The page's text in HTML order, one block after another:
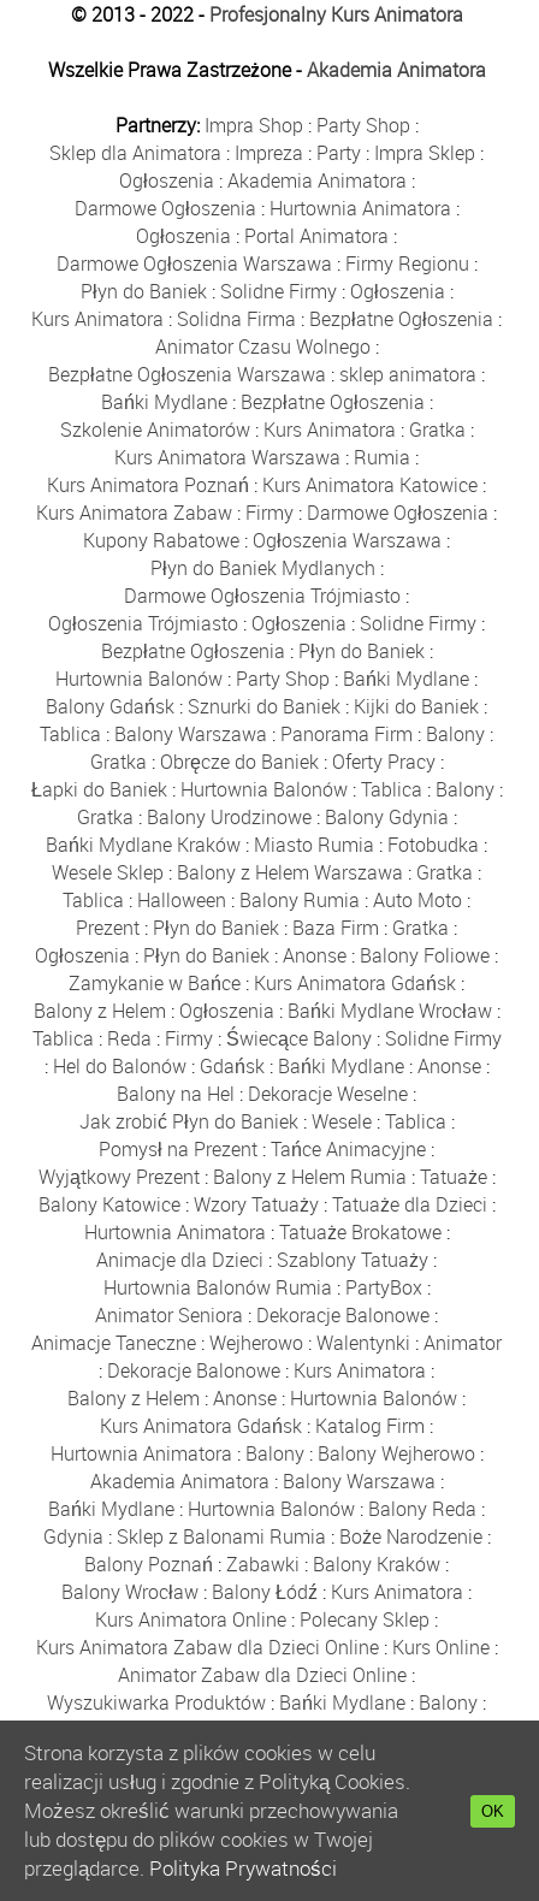
© 2013 - 2022 - Profesjonalny Kurs Animatora
Wszelkie Prawa Zastrzeżone -Akademia Animatora
Partnerzy: Impra Shop : Party Shop :
Sklep dla Animatora : Impreza : Party : Impra Sklep :
Ogłoszenia :Akademia Animatora :
Darmowe Ogłoszenia : Hurtownia Animatora :
Ogłoszenia : Portal Animatora :
Darmowe Ogłoszenia Warszawa : Firmy Regionu :
Płyn do Baniek: Solidne Firmy: Ogłoszenia :
Kurs Animatora : Solidna Firma : Bezpłatne Ogłoszenia :
Animator Czasu Wolnego:
Bezpłatne Ogłoszenia Warszawa : sklep animatora :
Bańki Mydlane: Bezpłatne Ogłoszenia :
Szkolenie Animatorów: Kurs Animatora : Gratka :
Kurs Animatora Warszawa : Rumia :
Kurs Animatora Poznań : Kurs Animatora Katowice :
Kurs Animatora Zabaw : Firmy : Darmowe Ogłoszenia :
Kupony Rabatowe : Ogłoszenia Warszawa :
Płyn do Baniek Mydlanych :
Darmowe Ogłoszenia Trójmiasto :
Ogłoszenia Trójmiasto : Ogłoszenia : Solidne Firmy :
Bezpłatne Ogłoszenia : Płyn do Baniek:
Hurtownia Balonów : Party Shop : Bańki Mydlane :
Balony Gdańsk : Sznurki do Baniek : Kijki do Baniek :
Tablica : Balony Warszawa : Panorama Firm : Balony :
Gratka : Obręcze do Baniek: Oferty Pracy:
Łapki do Baniek: Hurtownia Balonów:Tablica : Balony:
Gratka : Balony Urodzinowe: Balony Gdynia :
Bańki Mydlane Kraków : Miasto Rumia : Fotobudka :
Wesele Sklep : Balony z Helem Warszawa : Gratka :
Tablica : Halloween : Balony Rumia :Auto Moto :
Prezent : Płyn do Baniek : Baza Firm : Gratka :
Ogłoszenia : Płyn do Baniek :Anonse : Balony Foliowe :
Zamykanie w Bańce : Kurs Animatora Gdańsk :
Balony z Helem : Ogłoszenia : Bańki Mydlane Wrocław:
Tablica : Reda : Firmy: Świecące Balony: Solidne Firmy
: Hel do Balonów: Gdańsk: Bańki Mydlane:Anonse:
Balony na Hel : Dekoracje Weselne :
Jak zrobić Płyn do Baniek:Wesele:Tablica :
Pomysł na Prezent :Tańce Animacyjne :
Wyjątkowy Prezent: Balony z Helem Rumia :Tatuaże:
Balony Katowice:Wzory Tatuaży:Tatuaże dla Dzieci :
Hurtownia Animatora :Tatuaże Brokatowe:
Animacje dla Dzieci : Szablony Tatuaży :
Hurtownia Balonów Rumia : PartyBox:
Animator Seniora : Dekoracje Balonowe :
Animacje Taneczne :Wejherowo :Walentynki :Animator
: Dekoracje Balonowe : Kurs Animatora :
Balony z Helem :Anonse : Hurtownia Balonów :
Kurs Animatora Gdańsk : Katalog Firm :
Hurtownia Animatora : Balony: Balony Wejherowo:
Akademia Animatora : Balony Warszawa :
Bańki Mydlane : Hurtownia Balonów : Balony Reda :
Gdynia : Sklep z Balonami Rumia : Boże Narodzenie:
Balony Poznań :Zabawki : Balony Kraków :
Balony Wrocław : Balony Łódź : Kurs Animatora :
Kurs Animatora Online : Polecany Sklep :
Kurs Animatora Zabaw dla Dzieci Online: Kurs Online:
Animator Zabaw dla Dzieci Online :
Wyszukiwarka Produktów : Bańki Mydlane : Balony :
Sklep dla Animatora:Prezenty: Balony Foliowe
Ogłoszenia:Darmowe Ogłoszenia:Balony Urodzinowe
:Bańki Mydlane:Artykuły Party:Ogłoszenia Warszawa
:Strefa Animatora :Płyn do Baniek:Party Shop
Animator Czasu Wolnego:Ogłoszenia
Strona korzysta z plików cookies w celu
realizacji usług i zgodnie z Polityką Cookies.
Możesz określić warunki przechowywania
lub dostępu do plików cookies w Twojej
przeglądarce. Polityka Prywatności
OK